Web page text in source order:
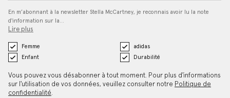
En m’abonnant à la newsletter Stella McCartney, je reconnais avoir lu la note
d'information sur la…
Lire plus
Femme
adidas
Enfant
Durabilité
Vous pouvez vous désabonner à tout moment. Pour plus d'informations
sur l'utilisation de vos données, veuillez consulter notre Politique de
confidentialité.